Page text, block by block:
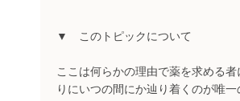
▼ このトピックについて
ここは何らかの理由で薬を求める
りにいつの間にか辿り着くのが唯一